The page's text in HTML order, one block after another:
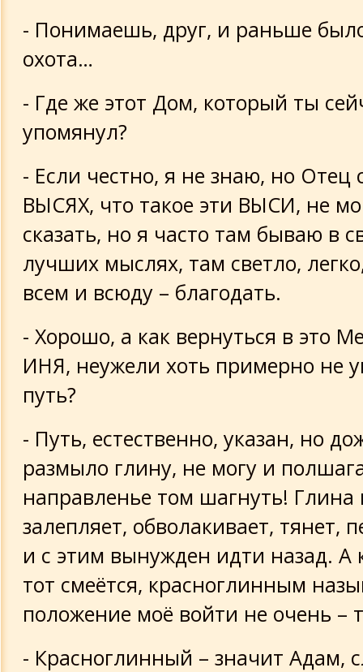
- Понимаешь, друг, и раньше
охота…
- Где же этот Дом, который ты
упомянул?
- Если честно, я не знаю, но Отец
ВЫСЯХ, что такое эти ВЫСИ, не
сказать, но я часто там бываю в
лучших мыслях, там светло,
всем и всюду – благодать.
- Хорошо, а как вернуться в это
ИНЯ, неужели хоть примерно не
путь?
- Путь, естественно, указан, но
размыло глину, не могу и
направленье том шагнуть! Глина
залепляет, обволакивает, тянет,
и с этим вынужден идти назад. А
тот смеётся, красноглинным
положение моё войти не очень –
- Красноглинный – значит Адам,